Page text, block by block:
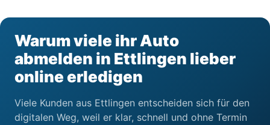
Warum viele ihr Auto
abmelden in Ettlingen lieber
online erledigen
Viele Kunden aus Ettlingen entscheiden sich für den
digitalen Weg, weil er klar, schnell und ohne Termin